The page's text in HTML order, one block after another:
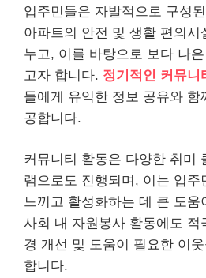
입주민들은 자발적으로 구성
아파트의 안전 및 생활 편의
누고, 이를 바탕으로 보다 나
고자 합니다. 정기적인 커뮤니
들에게 유익한 정보 공유와 함
공합니다.
커뮤니티 활동은 다양한 취미
램으로도 진행되며, 이는 입주
느끼고 활성화하는 데 큰 도움
사회 내 자원봉사 활동에도 적
경 개선 및 도움이 필요한 이
합니다.